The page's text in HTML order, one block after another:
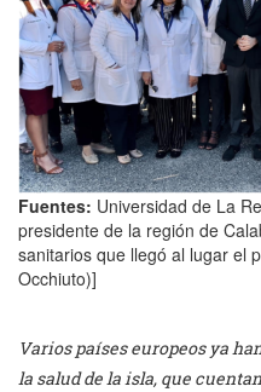
Fuentes: Universidad de La
presidente de la región de
sanitarios que llegó al lugar el
Occhiuto)]
Varios países europeos ya
la salud de la isla, que